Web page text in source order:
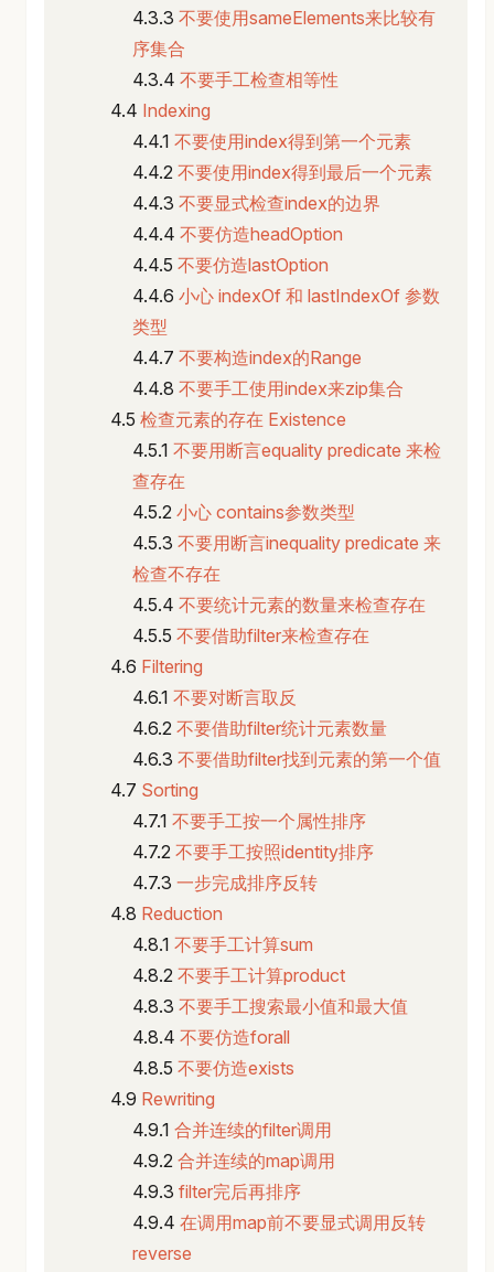
不要使用sameElements来比较有
序集合
不要手工检查相等性
Indexing
不要使用index得到第一个元素
不要使用index得到最后一个元素
不要显式检查index的边界
不要仿造headOption
不要仿造lastOption
小心 indexOf 和 lastIndexOf 参数
类型
不要构造index的Range
不要手工使用index来zip集合
检查元素的存在 Existence
不要用断言equality predicate 来检
查存在
小心 contains参数类型
不要用断言inequality predicate 来
检查不存在
不要统计元素的数量来检查存在
不要借助filter来检查存在
Filtering
不要对断言取反
不要借助filter统计元素数量
不要借助filter找到元素的第一个值
Sorting
不要手工按一个属性排序
不要手工按照identity排序
一步完成排序反转
Reduction
不要手工计算sum
不要手工计算product
不要手工搜索最小值和最大值
不要仿造forall
不要仿造exists
Rewriting
合并连续的filter调用
合并连续的map调用
filter完后再排序
在调用map前不要显式调用反转
reverse